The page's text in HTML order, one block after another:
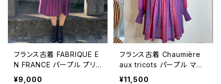
フランス古着 FABRIQUE E
N FRANCE パープル プリ
ーツ ワンピース
¥9,000
フランス古着 Chaumière
aux tricots パープル マル
チカラー ニットワンピース
¥11,500